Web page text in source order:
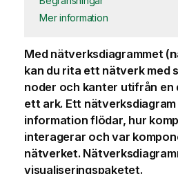
Mer information
Med nätverksdiagrammet (
kan du rita ett nätverk med
noder och kanter utifrån en
ett ark. Ett
information flödar, hur
interagerar och var
nätverket.
visualiseringspaketet.